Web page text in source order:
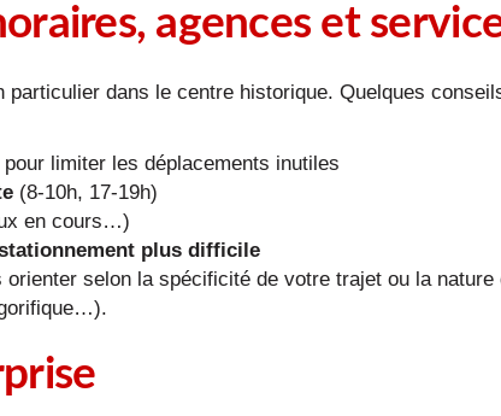
agences et
dans le centre historique. Quelques
limiter les déplacements inutiles
(8-10h, 17-19h)
en cours…)
plus difficile
selon la spécificité de votre trajet ou la nature